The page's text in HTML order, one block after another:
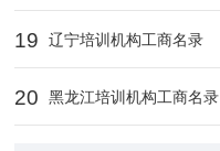
19 辽宁培训机构工商名录
20 黑龙江培训机构工商名录